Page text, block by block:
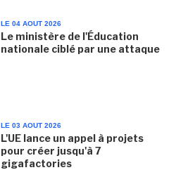
LE 04 AOUT 2026
Le ministère de l'Éducation
nationale ciblé par une attaque
LE 03 AOUT 2026
L'UE lance un appel à projets
pour créer jusqu'à 7
gigafactories